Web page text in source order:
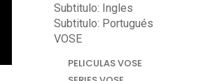
Subtitulo: Ingles
Subtitulo: Portugués
VOSE
PELICULAS VOSE